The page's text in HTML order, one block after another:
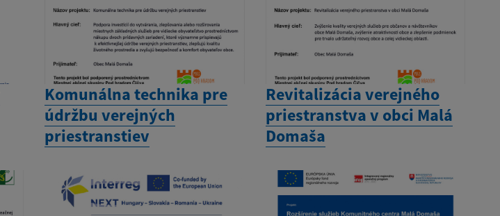
Komunálna technika pre
údržbu verejných
priestranstiev
Revitalizácia verejného
priestranstva v obci Malá
Domaša